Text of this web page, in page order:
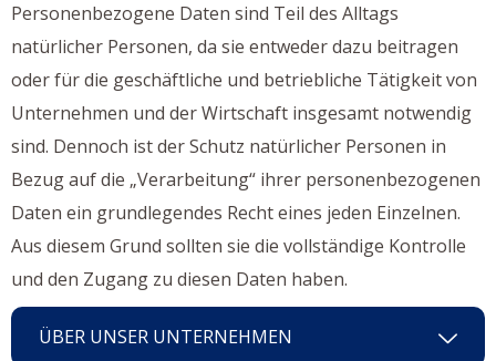
Personenbezogene Daten sind Teil des Alltags
natürlicher Personen, da sie entweder dazu beitragen
oder für die geschäftliche und betriebliche Tätigkeit von
Unternehmen und der Wirtschaft insgesamt notwendig
sind. Dennoch ist der Schutz natürlicher Personen in
Bezug auf die „Verarbeitung“ ihrer personenbezogenen
Daten ein grundlegendes Recht eines jeden Einzelnen.
Aus diesem Grund sollten sie die vollständige Kontrolle
und den Zugang zu diesen Daten haben.
ÜBER UNSER UNTERNEHMEN